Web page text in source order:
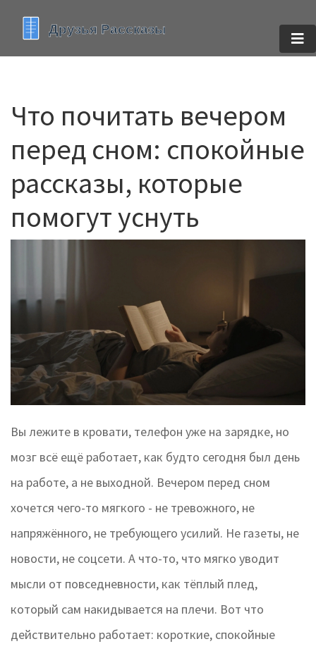
Что почитать вечером
перед сном: спокойные
рассказы, которые
помогут уснуть
Вы лежите в кровати, телефон уже на зарядке, но
мозг всё ещё работает, как будто сегодня был день
на работе, а не выходной. Вечером перед сном
хочется чего-то мягкого - не тревожного, не
напряжённого, не требующего усилий. Не газеты, не
новости, не соцсети. А что-то, что мягко уводит
мысли от повседневности, как тёплый плед,
который сам накидывается на плечи. Вот что
действительно работает: короткие, спокойные